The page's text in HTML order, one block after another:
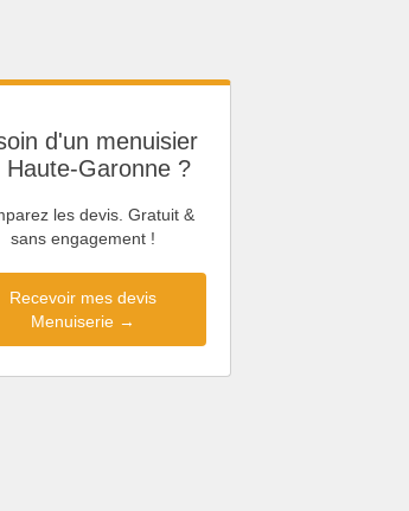
d'un menuisier
Haute-Garonne ?
les devis. Gratuit &
sans engagement !
Recevoir mes devis
Menuiserie →